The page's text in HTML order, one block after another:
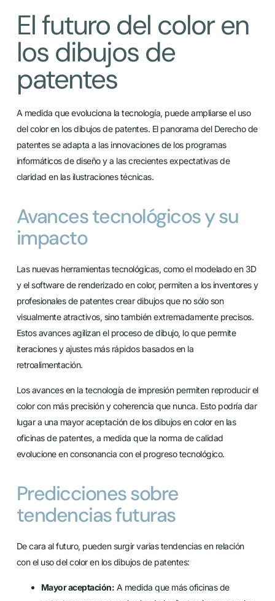
El futuro del color en
los dibujos de
patentes
A medida que evoluciona la tecnología, puede ampliarse el uso
del color en los dibujos de patentes. El panorama del Derecho de
patentes se adapta a las innovaciones de los programas
informáticos de diseño y a las crecientes expectativas de
claridad en las ilustraciones técnicas.
Avances tecnológicos y su
impacto
Las nuevas herramientas tecnológicas, como el modelado en 3D
y el software de renderizado en color, permiten a los inventores y
profesionales de patentes crear dibujos que no sólo son
visualmente atractivos, sino también extremadamente precisos.
Estos avances agilizan el proceso de dibujo, lo que permite
iteraciones y ajustes más rápidos basados en la
retroalimentación.
Los avances en la tecnología de impresión permiten reproducir el
color con más precisión y coherencia que nunca. Esto podría dar
lugar a una mayor aceptación de los dibujos en color en las
oficinas de patentes, a medida que la norma de calidad
evolucione en consonancia con el progreso tecnológico.
Predicciones sobre
tendencias futuras
De cara al futuro, pueden surgir varias tendencias en relación
con el uso del color en los dibujos de patentes:
Mayor aceptación: A medida que más oficinas de